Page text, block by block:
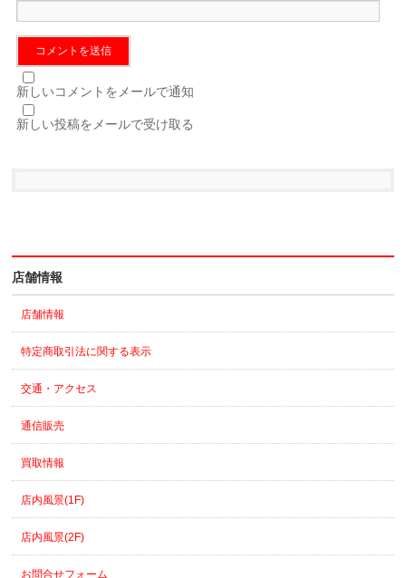
新しいコメントをメールで通知
新しい投稿をメールで受け取る
店舗情報
店舗情報
特定商取引法に関する表示
交通・アクセス
通信販売
買取情報
店内風景(1F)
店内風景(2F)
お問合せフォーム